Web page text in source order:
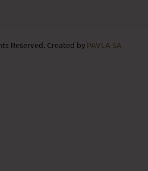
Reserved. Created by PAVLA SA